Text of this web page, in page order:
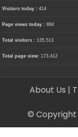
Visitors today :414
Page views today :884
Total visitors :135,513
Total page view:173,412
About Us |
© Copyright